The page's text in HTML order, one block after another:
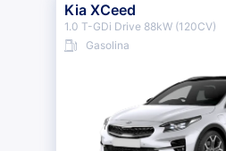
Kia XCeed
1.0 T-GDi Drive 88kW (120CV)
Gasolina